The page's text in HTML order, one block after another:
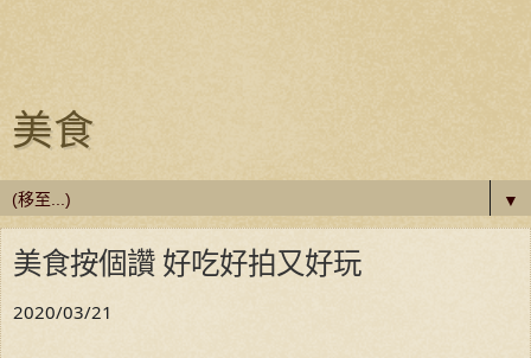
美食
▼
美食按個讚 好吃好拍又好玩
2020/03/21